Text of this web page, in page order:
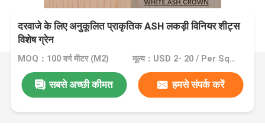
दरवाजे के लिए अनुकूलित प्राकृतिक ASH लकड़ी विनियर शीट्स
विशेष ग्रेन
MOQ：100 वर्ग मीटर (M2) मूल्य：USD 2- 20 / Per Square Meter (M2)
सबसे अच्छी कीमत हमसे संपर्क करें